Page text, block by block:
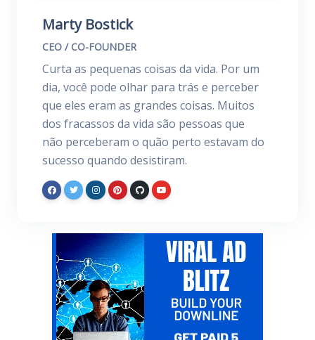
Marty Bostick
CEO / CO-FOUNDER
Curta as pequenas coisas da vida. Por um
dia, você pode olhar para trás e perceber
que eles eram as grandes coisas. Muitos
dos fracassos da vida são pessoas que
não perceberam o quão perto estavam do
sucesso quando desistiram.